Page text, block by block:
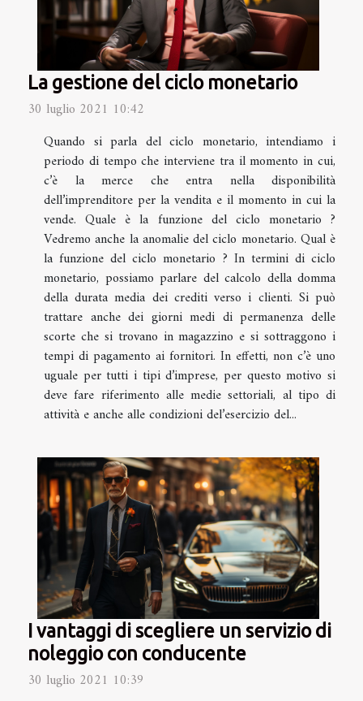
La gestione del ciclo monetario
30 luglio 2021 10:42
Quando si parla del ciclo monetario, intendiamo i
periodo di tempo che interviene tra il momento in cui,
c’è la merce che entra nella disponibilità
dell’imprenditore per la vendita e il momento in cui la
vende. Quale è la funzione del ciclo monetario ?
Vedremo anche la anomalie del ciclo monetario. Qual è
la funzione del ciclo monetario ? In termini di ciclo
monetario, possiamo parlare del calcolo della domma
della durata media dei crediti verso i clienti. Si può
trattare anche dei giorni medi di permanenza delle
scorte che si trovano in magazzino e si sottraggono i
tempi di pagamento ai fornitori. In effetti, non c’è uno
uguale per tutti i tipi d’imprese, per questo motivo si
deve fare riferimento alle medie settoriali, al tipo di
attività e anche alle condizioni del’esercizio del...
I vantaggi di scegliere un servizio di
noleggio con conducente
30 luglio 2021 10:39